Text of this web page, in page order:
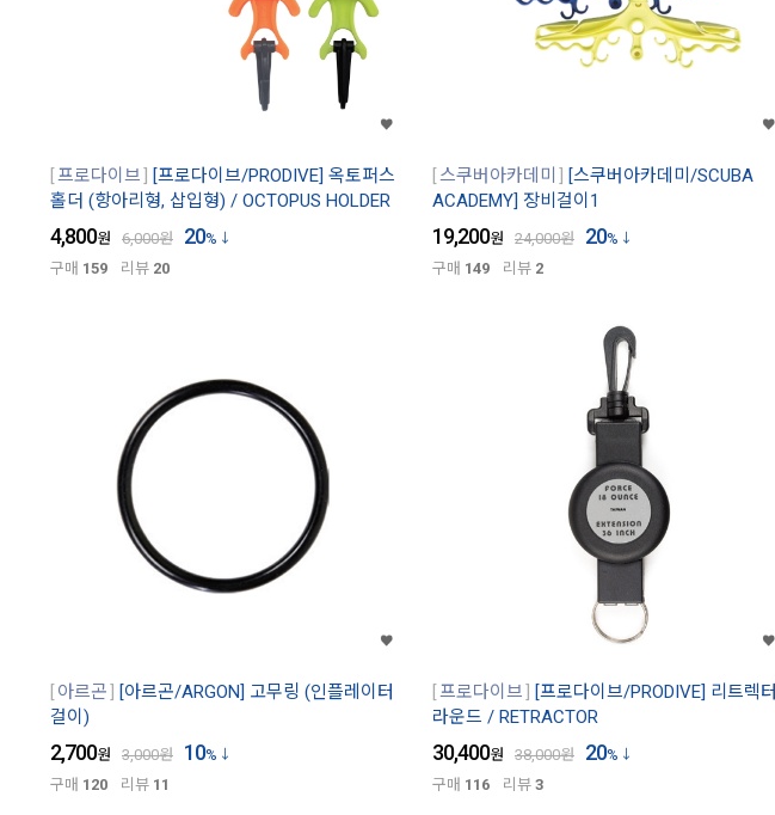
프로다이브
[프로다이브/PRODIVE] 옥토퍼스
홀더 (항아리형, 삽입형) / OCTOPUS HOLDER
4,800원 6,000원 20%
구매 159 리뷰 20
스쿠버아카데미
[스쿠버아카데미/SCUBA
ACADEMY] 장비걸이1
19,200원 24,000원 20%
구매 149 리뷰 2
아르곤
[아르곤/ARGON] 고무링 (인플레이터
걸이)
2,700원 3,000원 10%
구매 120 리뷰 11
프로다이브
[프로다이브/PRODIVE] 리트렉터
라운드 / RETRACTOR
30,400원 38,000원 20%
구매 116 리뷰 3